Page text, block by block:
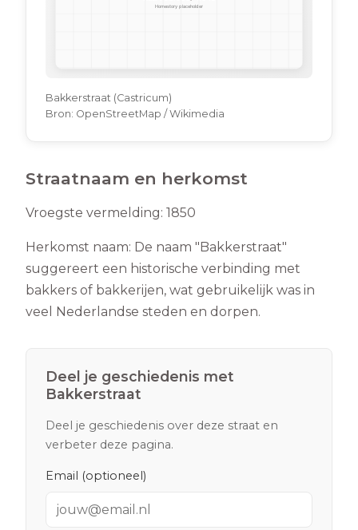
Bakkerstraat (Castricum)
Bron: OpenStreetMap / Wikimedia
Straatnaam en herkomst
Vroegste vermelding: 1850
Herkomst naam: De naam "Bakkerstraat"
suggereert een historische verbinding met
bakkers of bakkerijen, wat gebruikelijk was in
veel Nederlandse steden en dorpen.
Deel je geschiedenis met
Bakkerstraat
Deel je geschiedenis over deze straat en
verbeter deze pagina.
Email (optioneel)